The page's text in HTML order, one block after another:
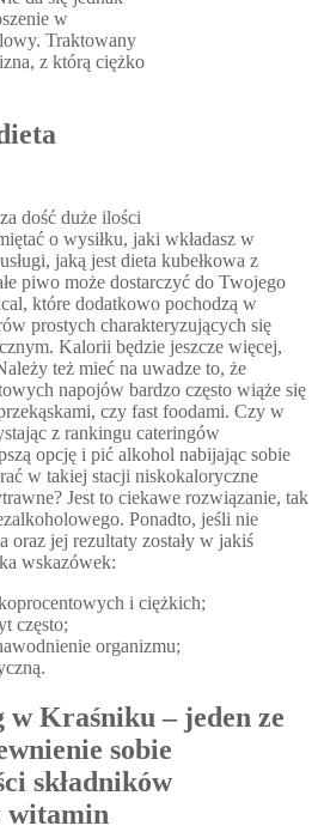
w
Traktowany
z którą ciężko
dość duże ilości
o wysiłku, jaki wkładasz w
jaką jest dieta kubełkowa z
piwo może dostarczyć do Twojego
które dodatkowo pochodzą w
prostych charakteryzujących się
Kalorii będzie jeszcze więcej,
też mieć na uwadze to, że
napojów bardzo często wiąże się
czy fast foodami. Czy w
z rankingu cateringów
opcję i pić alkohol nabijając sobie
w takiej stacji niskokaloryczne
Jest to ciekawe rozwiązanie, tak
Ponadto, jeśli nie
oraz jej rezultaty zostały w jakiś
wskazówek:
i ciężkich;
często;
organizmu;
Kraśniku – jeden ze
sobie
składników
witamin